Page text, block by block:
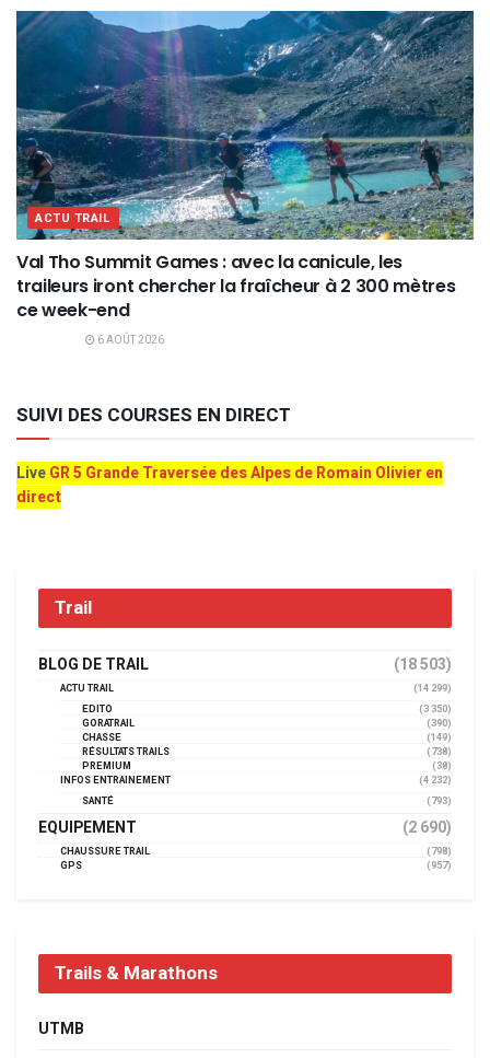
ACTU TRAIL
Val Tho Summit Games : avec la canicule, les
traileurs iront chercher la fraîcheur à 2 300 mètres
ce week-end
6 AOÛT 2026
SUIVI DES COURSES EN DIRECT
LiveGR 5 Grande Traversée des Alpes de Romain Olivier en
direct
Trail
BLOG DE TRAIL (18 503)
ACTU TRAIL
(14 299)
EDITO
(3 350)
GORATRAIL
(390)
CHASSE
(149)
RÉSULTATS TRAILS
(738)
PREMIUM
(38)
INFOS ENTRAINEMENT
(4 232)
SANTÉ
(793)
EQUIPEMENT (2 690)
CHAUSSURE TRAIL
(798)
GPS
(957)
Trails & Marathons
UTMB